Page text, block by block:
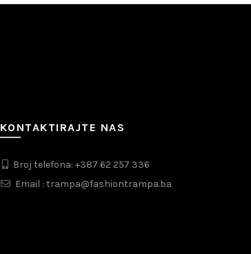
KONTAKTIRAJTE NAS
Broj telefona: +387 62 257 336
Email : trampa@fashiontrampa.ba